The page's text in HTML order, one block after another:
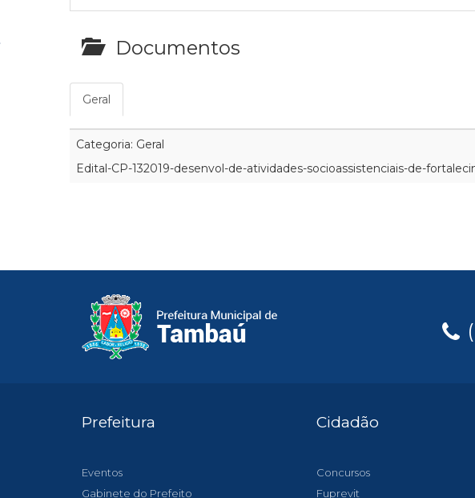
Documentos
Geral
Categoria: Geral
Edital-CP-132019-desenvol-de-atividades-socioassistenciais-de-
Prefeitura
Eventos
Gabinete do Prefeito
Cidadão
Concursos
Fuprevit